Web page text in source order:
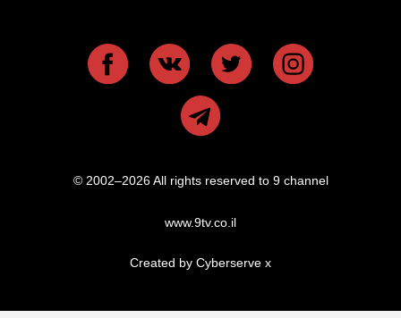
© 2002–2026 All rights reserved to 9 channel
www.9tv.co.il
Created by Cyberserve x